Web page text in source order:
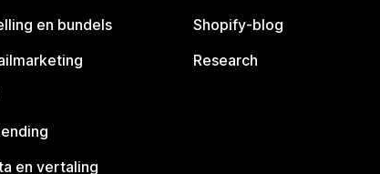
en bundels
en vertaling
Shopify-blog
Research